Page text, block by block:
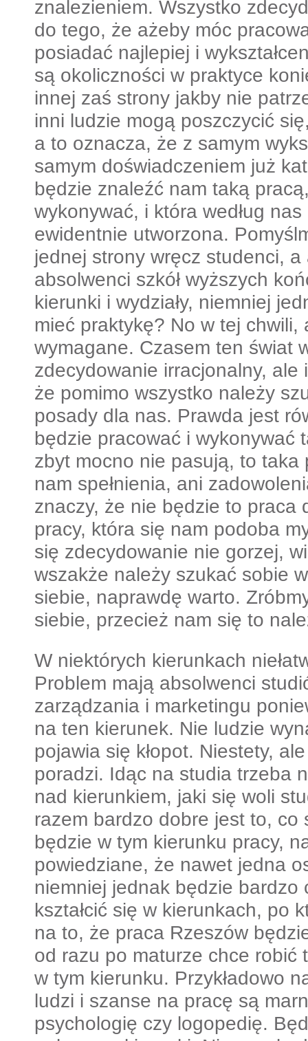
znalezieniem. Wszystko
do tego, że ażeby móc
posiadać najlepiej i
są okoliczności w praktyce
innej zaś strony jakby nie
inni ludzie mogą poszczycić
a to oznacza, że z samym
samym doświadczeniem już
będzie znaleźć nam taką
wykonywać, i która według nas
ewidentnie utworzona.
jednej strony wręcz studenci,
absolwenci szkół wyższych
kierunki i wydziały, niemniej
mieć praktykę? No w tej
wymagane. Czasem ten świat
zdecydowanie irracjonalny,
że pomimo wszystko należy
posady dla nas. Prawda jest
będzie pracować i wykonywać
zbyt mocno nie pasują, to taka
nam spełnienia, ani
znaczy, że nie będzie to praca
pracy, która się nam podoba
się zdecydowanie nie gorzej,
wszakże należy szukać sobie
siebie, naprawdę warto.
siebie, przecież nam się to
W niektórych kierunkach
Problem mają absolwenci
zarządzania i marketingu
na ten kierunek. Nie ludzie
pojawia się kłopot. Niestety,
poradzi. Idąc na studia trzeba
nad kierunkiem, jaki się woli
razem bardzo dobre jest to, co
będzie w tym kierunku pracy,
powiedziane, że nawet jedna
niemniej jednak będzie bardzo
kształcić się w kierunkach, po
na to, że praca Rzeszów
od razu po maturze chce robić
w tym kierunku. Przykładowo
ludzi i szanse na pracę są
psychologię czy logopedię.